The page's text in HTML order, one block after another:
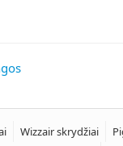
Wizzair skrydžiai